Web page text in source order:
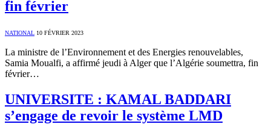
fin février
NATIONAL 10 FÉVRIER 2023
La ministre de l’Environnement et des Energies renouvelables,
Samia Moualfi, a affirmé jeudi à Alger que l’Algérie soumettra, fin
février…
UNIVERSITE : KAMAL BADDARI
s’engage de revoir le système LMD